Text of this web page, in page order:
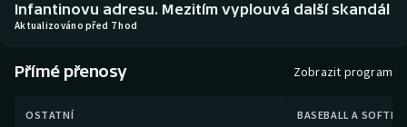
Biatlon
Boby a skeleton
Aplikace ČT sport
AZ kvíz
Infantinovu adresu. Mezitím vyplouvá další skandál
Aktualizováno před 7 hod
Přímé přenosy Zobrazit program
OSTATNÍ BASEBALL A